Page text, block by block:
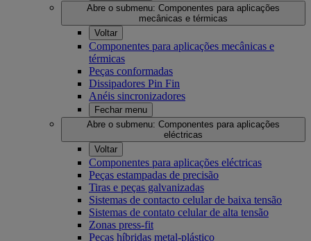
Abre o submenu: Componentes para aplicações
mecânicas e térmicas
Voltar
Componentes para aplicações mecânicas e
térmicas
Peças conformadas
Dissipadores Pin Fin
Anéis sincronizadores
Fechar menu
Abre o submenu: Componentes para aplicações
eléctricas
Voltar
Componentes para aplicações eléctricas
Peças estampadas de precisão
Tiras e peças galvanizadas
Sistemas de contacto celular de baixa tensão
Sistemas de contato celular de alta tensão
Zonas press-fit
Peças híbridas metal-plástico